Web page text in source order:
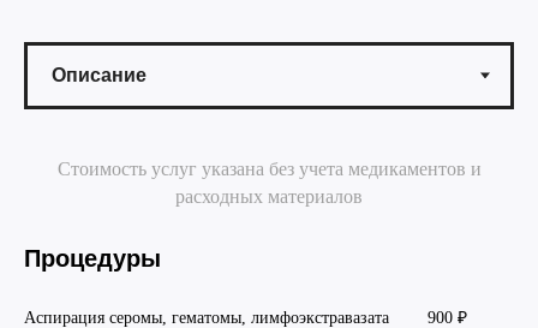
Стоимость услуг указана без учета медикаментов и
расходных материалов
Процедуры
Аспирация серомы, гематомы, лимфоэкстравазата 900 ₽